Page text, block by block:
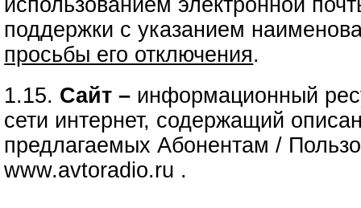
использованием электронной
поддержки с указанием
просьбы его отключения.
1.15. Сайт – информационный
сети интернет, содержащий
предлагаемых Абонентам /
www.avtoradio.ru .